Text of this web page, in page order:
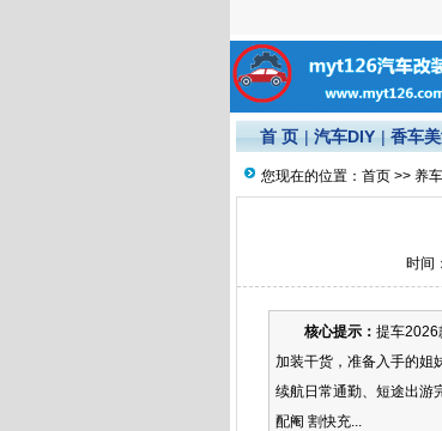
首 页 |汽车DIY |香车
您现在的位置： 首页 >> 养
时间
核心提示： 提车2026
加装干货，准备入手的姐
续航日常通勤、短途出游
配阉 割快充...